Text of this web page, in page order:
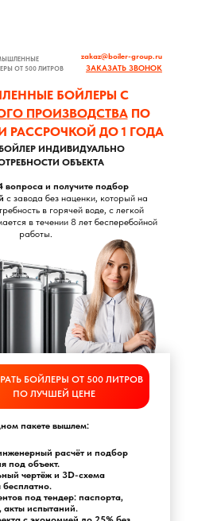
вопроса и получите подбор
с завода без наценки, который на
в горячей воде, с легкой
в течении 8 лет бесперебойной
работы.
пакете вышлем:
расчёт и подбор
под объект.
чертёж и 3D-схема
под тендер: паспорта,
акты испытаний.
БОЙЛЕРЫ С
ПРОИЗВОДСТВАПО
РАССРОЧКОЙ ДО 1 ГОДА
ИНДИВИДУАЛЬНО
ОБЪЕКТА
ОТ 500 ЛИТРОВ
zakaz@boiler-group.ru
ЗАКАЗАТЬ ЗВОНОК
БОЙЛЕРЫ ОТ 500 ЛИТРОВ
ПО ЛУЧШЕЙ ЦЕНЕ